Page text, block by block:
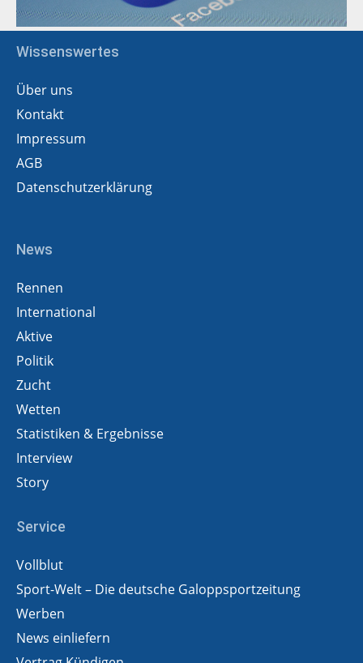
Wissenswertes
Über uns
Kontakt
Impressum
AGB
Datenschutzerklärung
News
Rennen
International
Aktive
Politik
Zucht
Wetten
Statistiken & Ergebnisse
Interview
Story
Service
Vollblut
Sport-Welt – Die deutsche Galoppsportzeitung
Werben
News einliefern